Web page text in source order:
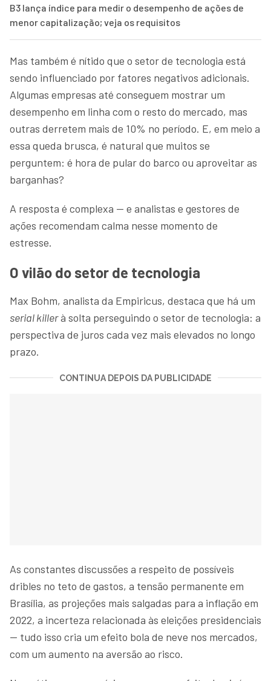
B3 lança índice para medir o desempenho de ações de
menor capitalização; veja os requisitos
Mas também é nítido que o setor de tecnologia está
sendo influenciado por fatores negativos adicionais.
Algumas empresas até conseguem mostrar um
desempenho em linha com o resto do mercado, mas
outras derretem mais de 10% no período. E, em meio a
essa queda brusca, é natural que muitos se
perguntem: é hora de pular do barco ou aproveitar as
barganhas?
A resposta é complexa — e analistas e gestores de
ações recomendam calma nesse momento de
estresse.
O vilão do setor de tecnologia
Max Bohm, analista da Empiricus, destaca que há um
serial killerà solta perseguindo o setor de tecnologia: a
perspectiva de juros cada vez mais elevados no longo
prazo.
CONTINUA DEPOIS DA PUBLICIDADE
As constantes discussões a respeito de possíveis
dribles no teto de gastos, a tensão permanente em
Brasília, as projeções mais salgadas para a inflação em
2022, a incerteza relacionada às eleições presidenciais
— tudo isso cria um efeito bola de neve nos mercados,
com um aumento na aversão ao risco.